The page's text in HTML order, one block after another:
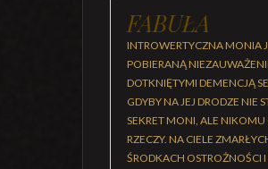
FABUŁA
INTROWERTYCZNA MONIA
POBIERANĄ
DOTKNIĘTYMI DEMENCJĄ
GDYBY NA JEJ DRODZE NIE
SEKRET MONI, ALE
RZECZY. NA CIELE
ŚRODKACH OSTROŻNOŚCI